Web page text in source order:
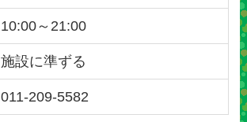
10:00～21:00
施設に準ずる
011-209-5582